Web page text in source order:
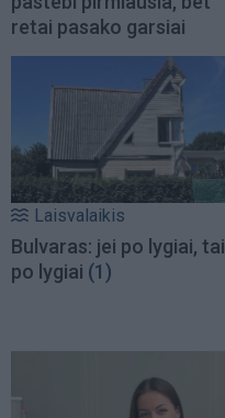
retai pasako garsiai
Laisvalaikis
Bulvaras: jei po lygiai, tai
po lygiai (1)